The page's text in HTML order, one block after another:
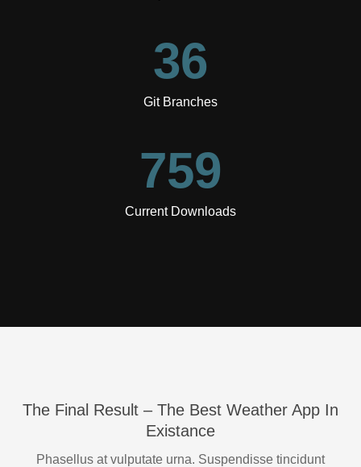
36
Git Branches
759
Current Downloads
The Final Result – The Best Weather App In
Existance
Phasellus at vulputate urna. Suspendisse tincidunt